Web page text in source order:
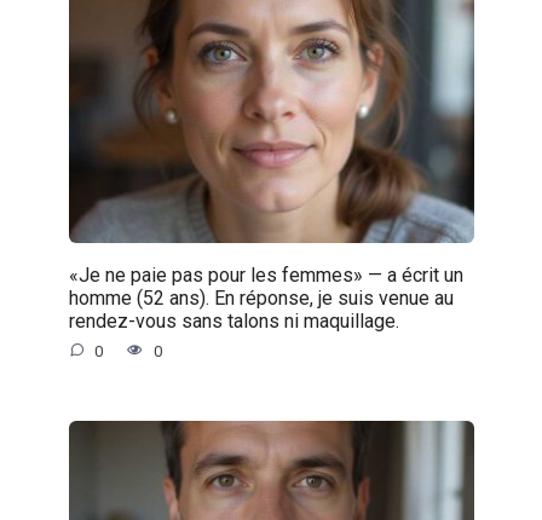
«Je ne paie pas pour les femmes» — a écrit un
homme (52 ans). En réponse, je suis venue au
rendez-vous sans talons ni maquillage.
0 0